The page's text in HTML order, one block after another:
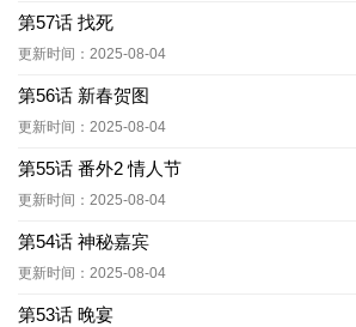
第57话 找死
更新时间：2025-08-04
第56话 新春贺图
更新时间：2025-08-04
第55话 番外2 情人节
更新时间：2025-08-04
第54话 神秘嘉宾
更新时间：2025-08-04
第53话 晚宴